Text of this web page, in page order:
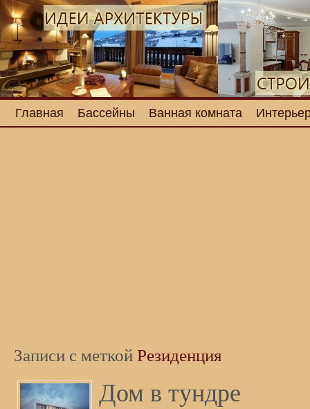
Главная Бассейны Ванная комната
Записи с меткойРезиденция
Дом в тундре